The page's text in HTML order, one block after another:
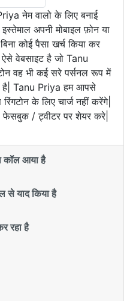
नेम वालो के लिए बनाई
अपनी मोबाइल फ़ोन या
कोई पैसा खर्च किया कर
वेबसाइट है जो Tanu
वह भी कई सरे पर्सनल रूप में
है| Tanu Priya हम आपसे
के लिए चार्ज नहीं करेंगे|
फेसबुक / ट्वीटर पर शेयर करे|
कॉल आया है
से याद किया है
रहा है